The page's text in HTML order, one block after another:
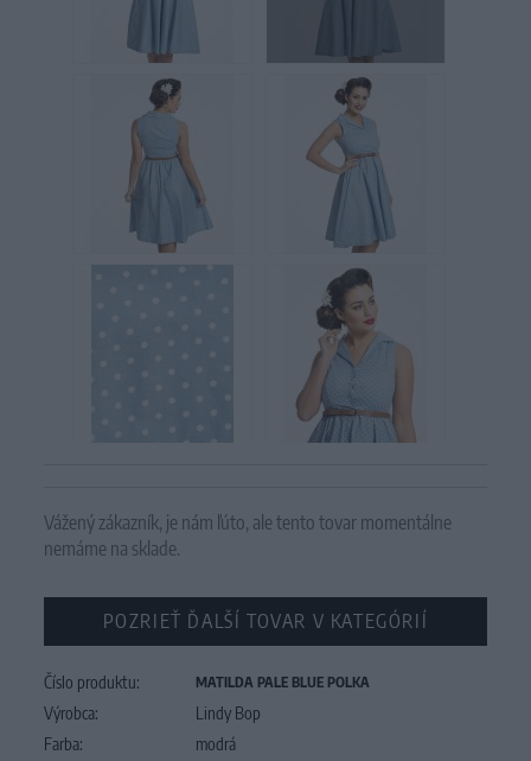
Vážený zákazník, je nám ľúto, ale tento tovar momentálne
nemáme na sklade.
POZRIEŤ ĎALŠÍ TOVAR V KATEGÓRIÍ
Číslo produktu: MATILDA PALE BLUE POLKA
Výrobca:
Lindy Bop
Farba:
modrá